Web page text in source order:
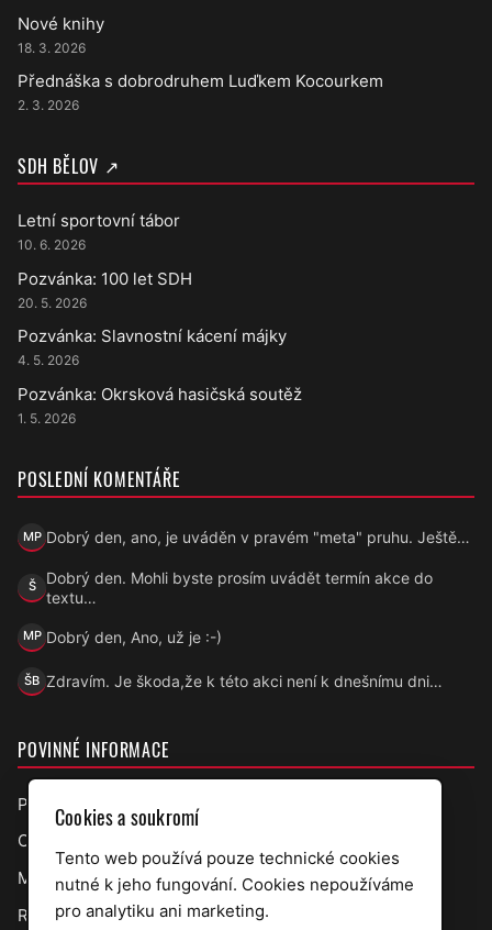
Nové knihy
18. 3. 2026
Přednáška s dobrodruhem Luďkem Kocourkem
2. 3. 2026
SDH BĚLOV ↗
Letní sportovní tábor
10. 6. 2026
Pozvánka: 100 let SDH
20. 5. 2026
Pozvánka: Slavnostní kácení májky
4. 5. 2026
Pozvánka: Okrsková hasičská soutěž
1. 5. 2026
POSLEDNÍ KOMENTÁŘE
MP
Marek Přecechtěl
Dobrý den, ano, je uváděn v pravém "meta" pruhu. Ještě…
ŠŠárka
Dobrý den. Mohli byste prosím uvádět termín akce do
textu…
MPMarek Přecechtěl
Dobrý den, Ano, už je :-)
ŠBŠárka B.
Zdravím. Je škoda,že k této akci není k dnešnímu dni…
POVINNÉ INFORMACE
Prohlášení o přístupnosti
Ochrana osobních údajů
Mapa webu
RSS úřední deska
Cookies a soukromí
Tento web používá pouze technické cookies
nutné k jeho fungování. Cookies nepoužíváme
pro analytiku ani marketing.